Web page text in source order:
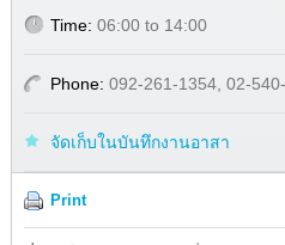
Time: 06:00 to 14:00
Phone: 092-261-1354, 02-
จัดเก็บในบันทึกงานอาสา
Print